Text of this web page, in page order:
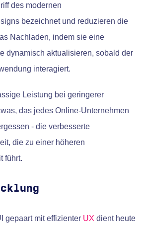
des modernen
bezeichnet und reduzieren die
Nachladen, indem sie eine
dynamisch aktualisieren, sobald der
interagiert.
Leistung bei geringerer
das jedes Online-Unternehmen
- die verbesserte
die zu einer höheren
führt.
gepaart mit effizienter UX dient heute